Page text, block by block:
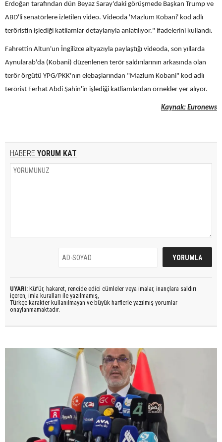
Erdoğan tarafından dün Beyaz Saray'daki görüşmede Başkan Trump ve
ABD'li senatörlere izletilen video. Videoda 'Mazlum Kobani' kod adlı
teröristin işlediği katliamlar detaylarıyla anlatılıyor." ifadelerini kullandı.
Fahrettin Altun'un İngilizce altyazıyla paylaştığı videoda, son yıllarda
Aynularab'da (Kobani) düzenlenen terör saldırılarının arkasında olan
terör örgütü YPG/PKK'nın elebaşlarından "Mazlum Kobani" kod adlı
terörist Ferhat Abdi Şahin'in işlediği katliamlardan örnekler yer alıyor.
Kaynak: Euronews
HABERE YORUM KAT
UYARI: Küfür, hakaret, rencide edici cümleler veya imalar, inançlara saldırı
içeren, imla kuralları ile yazılmamış,
Türkçe karakter kullanılmayan ve büyük harflerle yazılmış yorumlar
onaylanmamaktadır.